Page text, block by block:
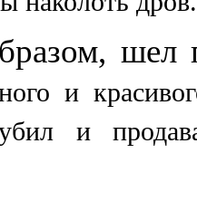
шел
и
и